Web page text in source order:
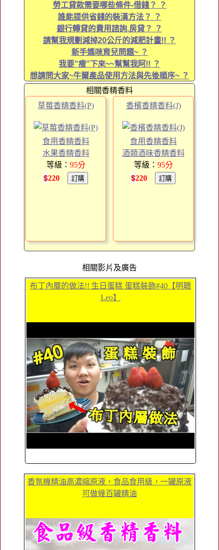
勞工貸款需要哪些條件-借錢？ ？
誰能提供省錢的裝潢方法？ ？
銀行轉貸的費用諮詢.房貸？ ？
請幫我規劃減掉20公斤的減肥計畫!! ？
新手媽咪育兒問題~ ？
我要”瘦”下來~~幫幫我阿!! ？
想請問大家~牛爾產品使用方法與先後順序~ ？
相關香精香料
草莓香精香料(P)
食用香精香料
水果香精香料
等級： 95分
$220
香檳香精香料(J)
食用香精香料
酒類酒味香精香料
等級： 95分
$220
相關影片及廣告
布丁內層的做法!! 生日蛋糕 蛋糕裝飾#40【明聰
Leo】
香氛機精油高濃縮原液，食品食用級，一罐原液
可做幾百罐精油